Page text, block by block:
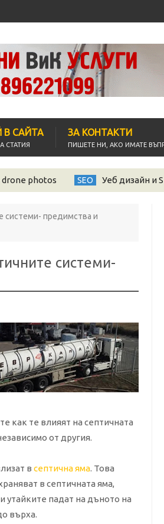
В САЙТА
СТАТИЯ
ЗА КОНТАКТИ
ПИШЕТЕ НИ, АКО ИМАТЕ
photos SEO Уеб дизайн и
системи- предимства и
системи-
как те влияят на септичната
от другия.
в септична яма. Това
в септичната яма,
утайките падат на дъното на
върха.